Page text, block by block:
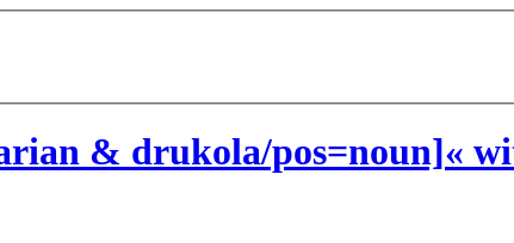
& drukola/pos=noun]«